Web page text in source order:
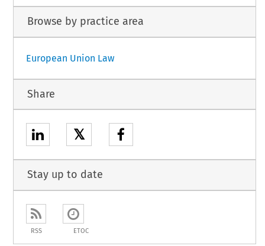
Browse by practice area
European Union Law
Share
𝕏
Stay up to date
RSS ETOC